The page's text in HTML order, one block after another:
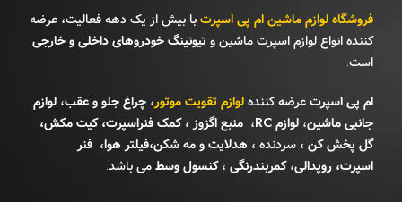
فروشگاه لوازم ماشین ام پی اسپرت با بیش از یک دهه فعالیت، عرضه
کننده انواع لوازم اسپرت ماشین و تیونینگ خودروهای داخلی و خارجی
است.
ام پی اسپرت عرضه کننده لوازم تقویت موتور ، چراغ جلو و عقب، لوازم
جانبی ماشین، لوازم RC ، منبع اگزوز ،کمک فنراسپرت،کیت مکش،
گل پخش کن ، سردنده ، هدلایت و مه شکن،فیلتر هوا، فنر
اسپرت، روپدالی،کمربندرنگی ،کنسول وسط می باشد.